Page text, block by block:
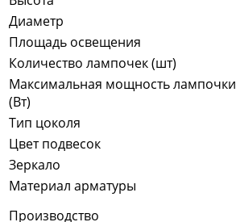
Диаметр
Площадь освещения
Количество лампочек (шт)
Максимальная мощность лампочки
(Вт)
Тип цоколя
Цвет подвесок
Зеркало
Материал арматуры
Производство